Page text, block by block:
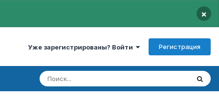
×
Уже зарегистрированы? Войти Регистрация